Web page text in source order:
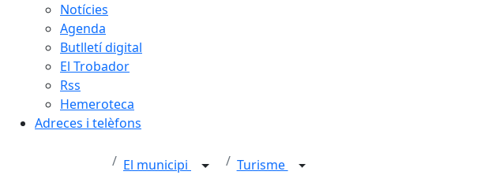
Notícies
Agenda
Butlletí digital
El Trobador
Rss
Hemeroteca
Adreces i telèfons
El municipi Turisme